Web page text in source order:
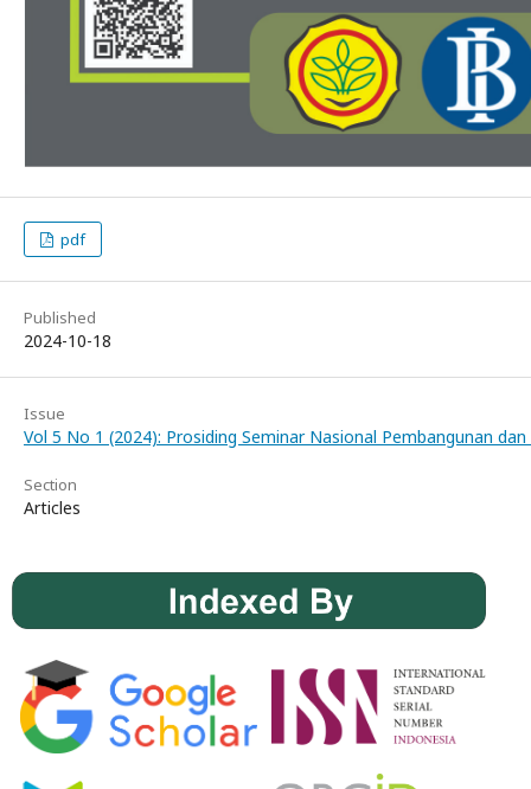
pdf
Published
2024-10-18
Issue
Vol 5 No 1 (2024): Prosiding Seminar Nasional Pembangunan
Section
Articles